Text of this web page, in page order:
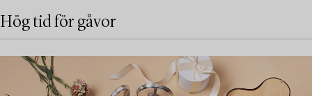
Hög tid för gåvor